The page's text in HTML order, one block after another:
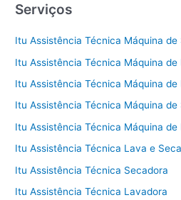
Serviços
Itu Assistência Técnica Máquina de
Itu Assistência Técnica Máquina de
Itu Assistência Técnica Máquina
Itu Assistência Técnica Máquina de
Itu Assistência Técnica Máquina de
Itu Assistência Técnica Lava e Seca
Itu Assistência Técnica Secadora
Itu Assistência Técnica Lavadora